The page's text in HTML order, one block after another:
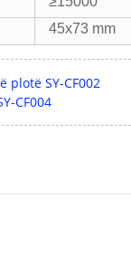
45x73 mm
plotë SY-CF002
CF004